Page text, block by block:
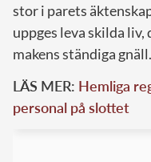
stor i parets
uppges leva skilda
makens ständiga gnäll.
LÄS MER: Hemliga
personal på slottet